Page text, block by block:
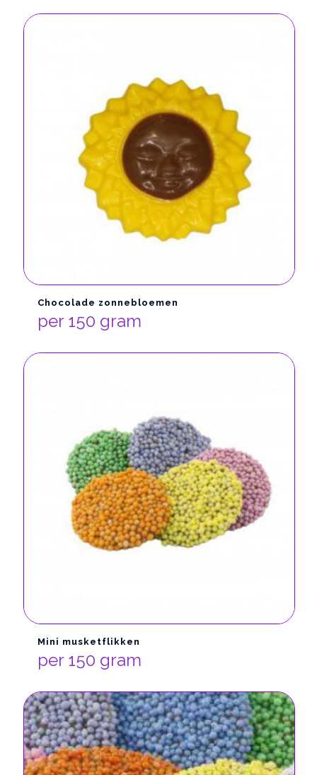
Chocolade zonnebloemen
per 150 gram
Mini musketflikken
per 150 gram